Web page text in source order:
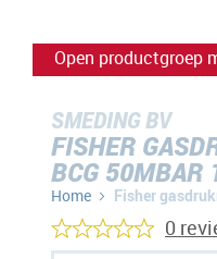
Open productgroep
SMEDING BV
FISHER
BCG 50MBAR
Home Fisher
0